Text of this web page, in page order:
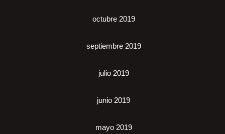
octubre 2019
septiembre 2019
julio 2019
junio 2019
mayo 2019